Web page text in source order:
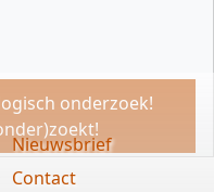
onderzoek!
Nieuwsbrief
Contact